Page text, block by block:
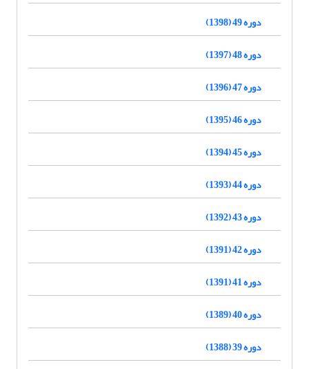
دوره 49 (1398)
دوره 48 (1397)
دوره 47 (1396)
دوره 46 (1395)
دوره 45 (1394)
دوره 44 (1393)
دوره 43 (1392)
دوره 42 (1391)
دوره 41 (1391)
دوره 40 (1389)
دوره 39 (1388)